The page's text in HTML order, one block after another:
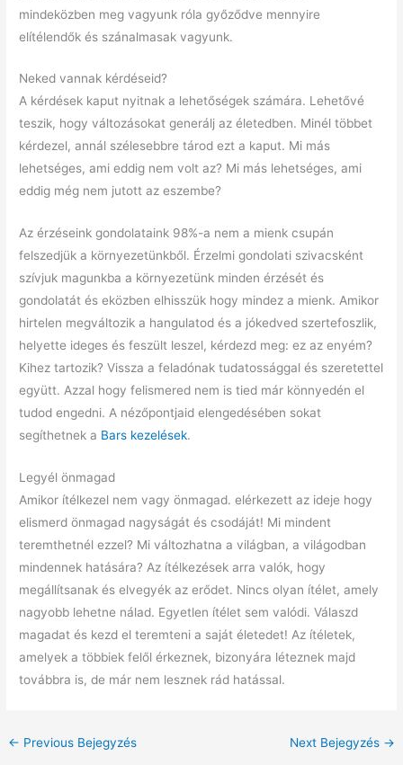
mindeközben meg vagyunk róla győződve mennyire
elítélendők és szánalmasak vagyunk.
Neked vannak kérdéseid?
A kérdések kaput nyitnak a lehetőségek számára. Lehetővé
teszik, hogy változásokat generálj az életedben. Minél többet
kérdezel, annál szélesebbre tárod ezt a kaput. Mi más
lehetséges, ami eddig nem volt az? Mi más lehetséges, ami
eddig még nem jutott az eszembe?
Az érzéseink gondolataink 98%-a nem a mienk csupán
felszedjük a környezetünkből. Érzelmi gondolati szivacsként
szívjuk magunkba a környezetünk minden érzését és
gondolatát és eközben elhisszük hogy mindez a mienk. Amikor
hirtelen megváltozik a hangulatod és a jókedved szertefoszlik,
helyette ideges és feszült leszel, kérdezd meg: ez az enyém?
Kihez tartozik? Vissza a feladónak tudatossággal és szeretettel
együtt. Azzal hogy felismered nem is tied már könnyedén el
tudod engedni. A nézőpontjaid elengedésében sokat
segíthetnek a Bars kezelések.
Legyél önmagad
Amikor ítélkezel nem vagy önmagad. elérkezett az ideje hogy
elismerd önmagad nagyságát és csodáját! Mi mindent
teremthetnél ezzel? Mi változhatna a világban, a világodban
mindennek hatására? Az ítélkezések arra valók, hogy
megállítsanak és elvegyék az erődet. Nincs olyan ítélet, amely
nagyobb lehetne nálad. Egyetlen ítélet sem valódi. Válaszd
magadat és kezd el teremteni a saját életedet! Az ítéletek,
amelyek a többiek felől érkeznek, bizonyára léteznek majd
továbbra is, de már nem lesznek rád hatással.
← Previous Bejegyzés Next Bejegyzés →